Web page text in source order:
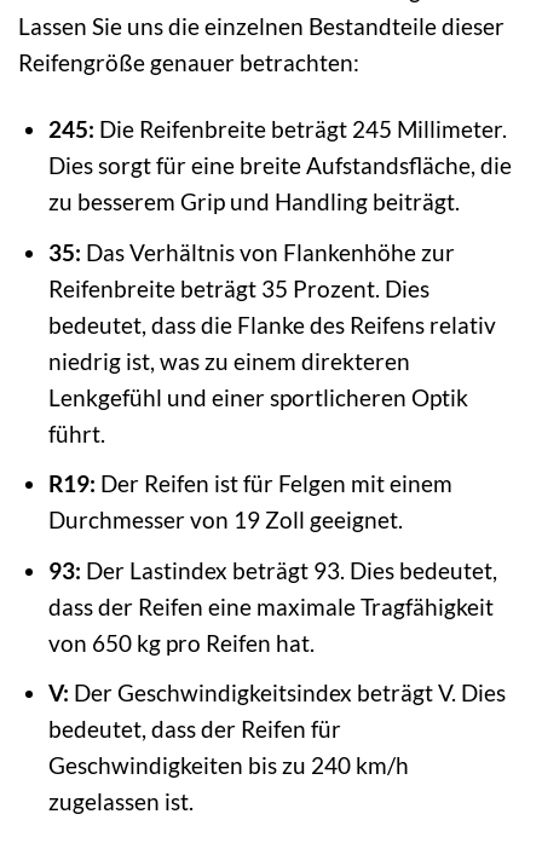
Lassen Sie uns die einzelnen Bestandteile dieser
Reifengröße genauer betrachten:
245: Die Reifenbreite beträgt 245 Millimeter.
Dies sorgt für eine breite Aufstandsfläche, die
zu besserem Grip und Handling beiträgt.
35: Das Verhältnis von Flankenhöhe zur
Reifenbreite beträgt 35 Prozent. Dies
bedeutet, dass die Flanke des Reifens relativ
niedrig ist, was zu einem direkteren
Lenkgefühl und einer sportlicheren Optik
führt.
R19: Der Reifen ist für Felgen mit einem
Durchmesser von 19 Zoll geeignet.
93: Der Lastindex beträgt 93. Dies bedeutet,
dass der Reifen eine maximale Tragfähigkeit
von 650 kg pro Reifen hat.
V: Der Geschwindigkeitsindex beträgt V. Dies
bedeutet, dass der Reifen für
Geschwindigkeiten bis zu 240 km/h
zugelassen ist.